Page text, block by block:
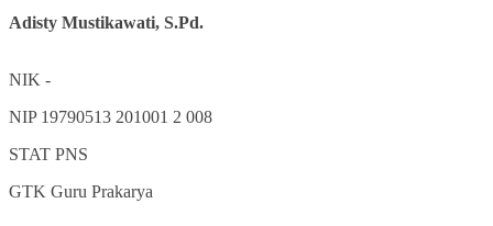
Adisty Mustikawati, S.Pd.
NIK -
NIP 19790513 201001 2 008
STAT PNS
GTK Guru Prakarya